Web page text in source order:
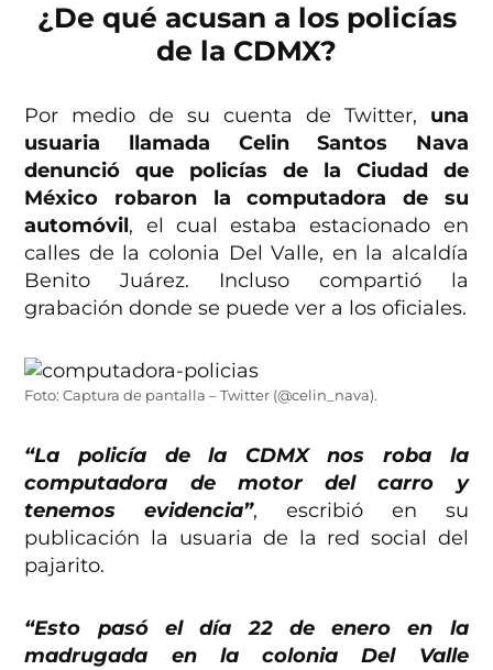
¿De qué acusan a los policías
de la CDMX?
Por medio de su cuenta de Twitter, una
usuaria llamada Celin Santos Nava
denunció que policías de la Ciudad de
México robaron la computadora de su
automóvil, el cual estaba estacionado en
calles de la colonia Del Valle, en la alcaldía
Benito Juárez. Incluso compartió la
grabación donde se puede ver a los oficiales.
Foto: Captura de pantalla – Twitter (@celin_nava).
“La policía de la CDMX nos roba la
computadora de motor del carro y
tenemos evidencia”, escribió en su
publicación la usuaria de la red social del
pajarito.
“Esto pasó el día 22 de enero en la
madrugada en la colonia Del Valle